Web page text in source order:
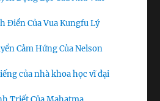
Điển Của Vua Kungfu Lý
Cảm Hứng Của Nelson
của nhà khoa học vĩ đại